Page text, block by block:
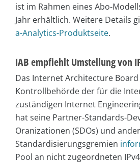
ist im Rahmen eines Abo-
Jahr erhältlich. Weitere Details
a-Analytics-Produktseite.
IAB empfiehlt Umstellung von
Das Internet Architecture Board
Kontrollbehörde der für die
zuständigen Internet
hat seine Partner-Standards-
Oranizationen (SDOs) und
Standardisierungsgremien
Pool an nicht zugeordneten